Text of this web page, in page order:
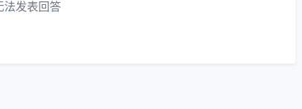
法发表回答